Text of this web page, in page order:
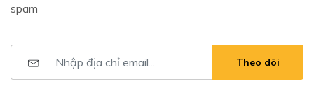
spam
Theo dõi